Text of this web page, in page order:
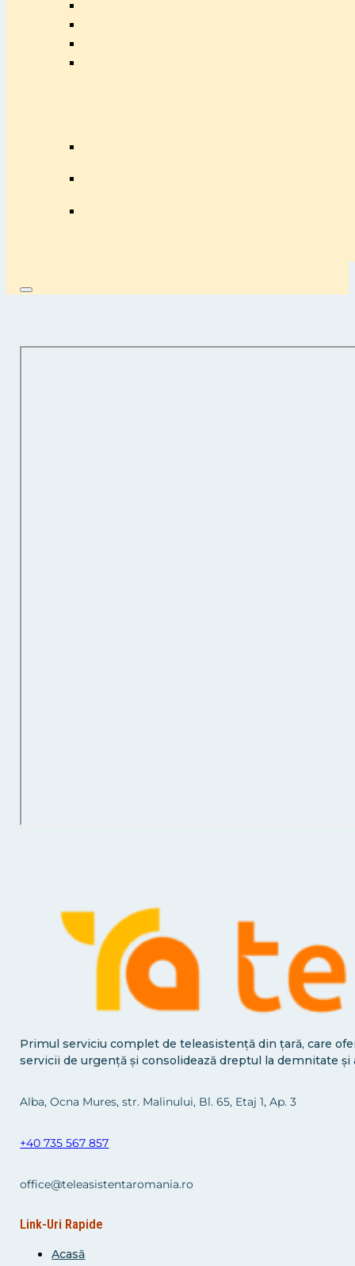
Primul serviciu complet de teleasistență din țară, care
servicii de urgență și consolidează dreptul la demnitate și
Alba, Ocna Mures, str. Malinului, Bl. 65, Etaj 1, Ap. 3
+40 735 567 857
office@teleasistentaromania.ro
Link-Uri Rapide
Acasă